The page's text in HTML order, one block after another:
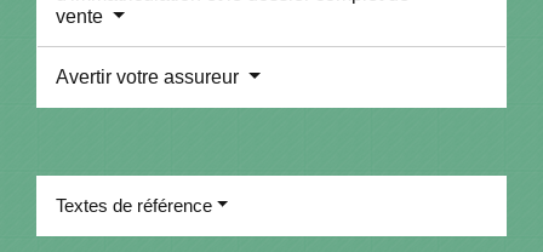
vente
Avertir votre assureur
Textes de référence